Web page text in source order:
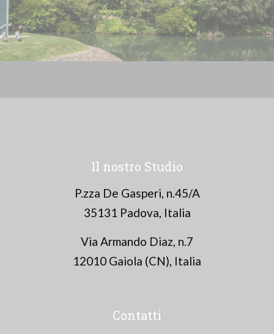
Il nostro Studio
P.zza De Gasperi, n.45/A
35131 Padova, Italia
Via Armando Diaz, n.7
12010 Gaiola (CN), Italia
Contatti